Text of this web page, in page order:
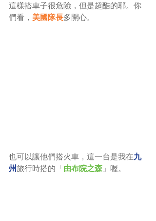
這樣搭車子很危險，但是超酷的耶。你
們看， 美國隊長多開心。
也可以讓他們搭火車，這一台是我在九
州旅行時搭的「由布院之森 」喔。